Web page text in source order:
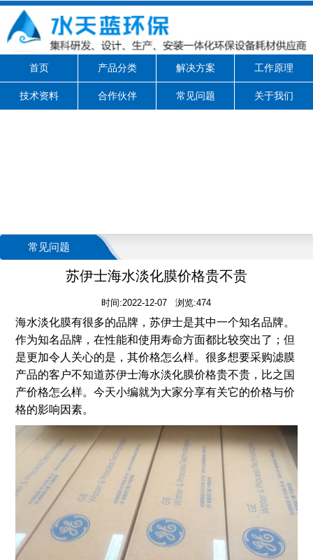
首页 产品分类 解决方案 工作原理
技术资料 合作伙伴 常见问题 关于我们
常见问题
苏伊士海水淡化膜价格贵不贵
时间:2022-12-07 浏览:474
海水淡化膜有很多的品牌，苏伊士是其中一个知名品牌。
作为知名品牌，在性能和使用寿命方面都比较突出了；但
是更加令人关心的是，其价格怎么样。很多想要采购滤膜
产品的客户不知道苏伊士海水淡化膜价格贵不贵，比之国
产价格怎么样。今天小编就为大家分享有关它的价格与价
格的影响因素。